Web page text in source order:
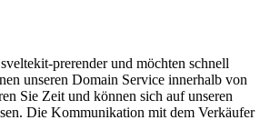
prerender und möchten schnell
unseren Domain Service innerhalb von
Sie Zeit und können sich auf unseren
Die Kommunikation mit dem Verkäufer